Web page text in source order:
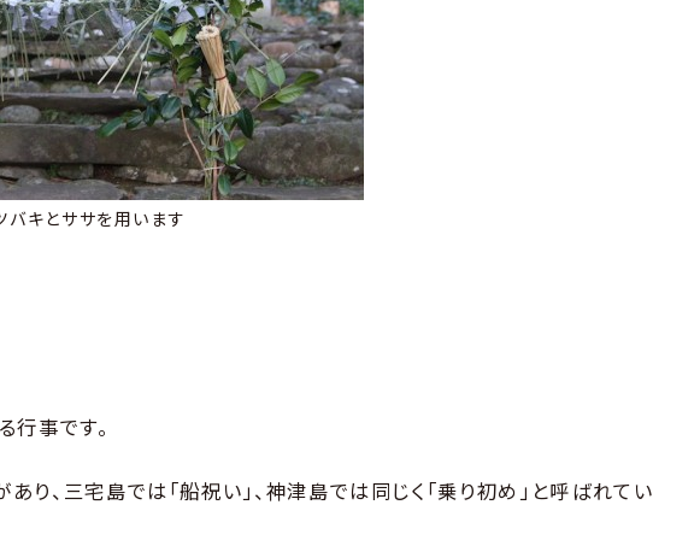
キとササを用います
行事です。
り、三宅島では「船祝い」、神津島では同じく「乗り初め」と呼ばれてい